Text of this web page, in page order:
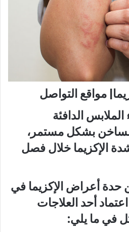
مواقع التواصل
الدافئة
الساخن بشكل مستمر،
الإكزيما خلال فصل
حدة أعراض الإكزيما في
أحد العلاجات
في ما يلي: